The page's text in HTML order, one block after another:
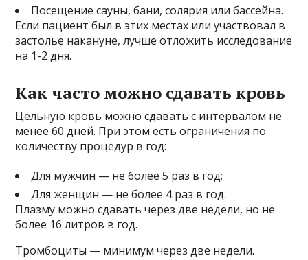
Посещение сауны, бани, солярия или бассейна.
Если пациент был в этих местах или участвовал в
застолье накануне, лучше отложить исследование
на 1-2 дня.
Как часто можно сдавать кровь
Цельную кровь можно сдавать с интервалом не
менее 60 дней. При этом есть ограничения по
количеству процедур в год:
Для мужчин — не более 5 раз в год;
Для женщин — не более 4 раз в год.
Плазму можно сдавать через две недели, но не
более 16 литров в год.
Тромбоциты — минимум через две недели.